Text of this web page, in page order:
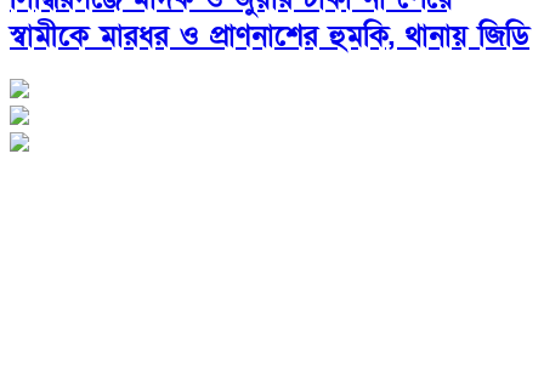
স্বামীকে মারধর ও প্রাণনাশের হুমকি, থানায় জিডি